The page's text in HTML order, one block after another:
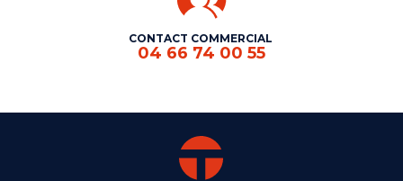
CONTACT COMMERCIAL
04 66 74 00 55